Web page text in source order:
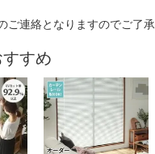
ご連絡となりますのでご了承
すめ